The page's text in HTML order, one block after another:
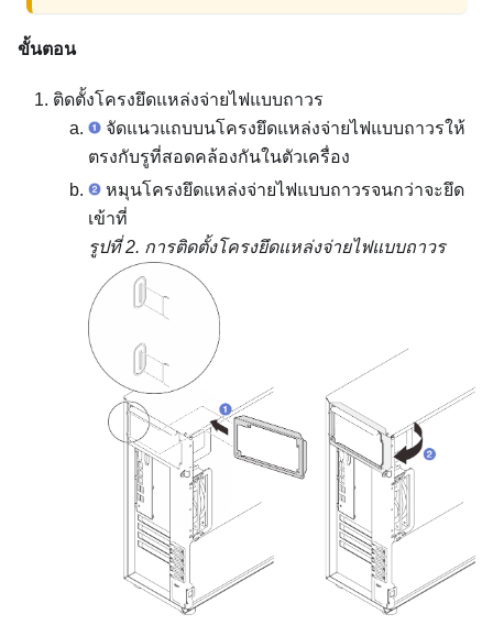
ขั้นตอน
ติดตั้งโครงยึดแหล่งจ่ายไฟแบบถาวร
จัดแนวแถบบนโครงยึดแหล่งจ่ายไฟแบบถาวรให้
ตรงกับรูที่สอดคล้องกันในตัวเครื่อง
หมุนโครงยึดแหล่งจ่ายไฟแบบถาวรจนกว่าจะยึด
เข้าที่
รูปที่ 2. การติดตั้งโครงยึดแหล่งจ่ายไฟแบบถาวร